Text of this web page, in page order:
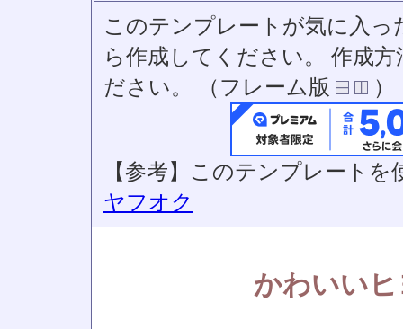
このテンプレートが気に入っ
ら作成してください。 作成
ださい。 （フレーム版
）
【参考】このテンプレート
ヤフオク
かわいい